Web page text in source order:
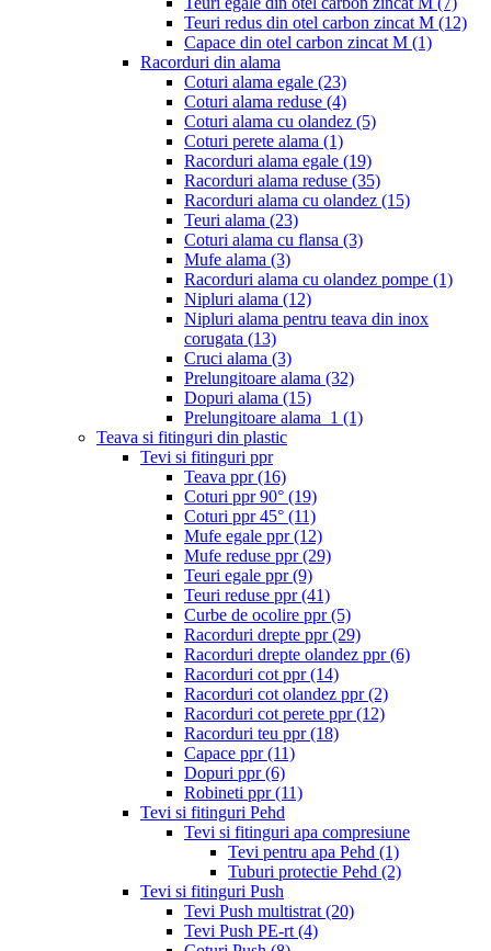
Teuri redus din otel carbon zincat M (12)
Capace din otel carbon zincat M (1)
Racorduri din alama
Coturi alama egale (23)
Coturi alama reduse (4)
Coturi alama cu olandez (5)
Coturi perete alama (1)
Racorduri alama egale (19)
Racorduri alama reduse (35)
Racorduri alama cu olandez (15)
Teuri alama (23)
Coturi alama cu flansa (3)
Mufe alama (3)
Racorduri alama cu olandez pompe (1)
Nipluri alama (12)
Nipluri alama pentru teava din inox
corugata (13)
Cruci alama (3)
Prelungitoare alama (32)
Dopuri alama (15)
Prelungitoare alama_1 (1)
Teava si fitinguri din plastic
Tevi si fitinguri ppr
Teava ppr(16)
Coturi ppr 90° (19)
Coturi ppr 45° (11)
Mufe egale ppr(12)
Mufe reduse ppr(29)
Teuri egale ppr(9)
Teuri reduse ppr(41)
Curbe de ocolire ppr(5)
Racorduri drepte ppr(29)
Racorduri drepte olandez ppr(6)
Racorduri cot ppr(14)
Racorduri cot olandez ppr(2)
Racorduri cot perete ppr(12)
Racorduri teu ppr(18)
Capace ppr(11)
Dopuri ppr(6)
Robineti ppr(11)
Tevi si fitinguri Pehd
Tevi si fitinguri apa compresiune
Tevi pentru apa Pehd (1)
Tuburi protectie Pehd (2)
Tevi si fitinguri Push
Tevi Push multistrat (20)
Tevi Push PE-rt (4)